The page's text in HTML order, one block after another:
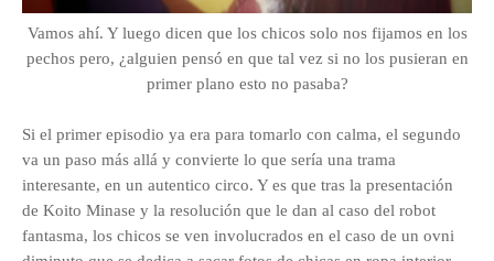
Vamos ahí. Y luego dicen que los chicos solo nos fijamos en los
pechos pero, ¿alguien pensó en que tal vez si no los pusieran en
primer plano esto no pasaba?
Si el primer episodio ya era para tomarlo con calma, el segundo
va un paso más allá y convierte lo que sería una trama
interesante, en un autentico circo. Y es que tras la presentación
de Koito Minase y la resolución que le dan al caso del robot
fantasma, los chicos se ven involucrados en el caso de un ovni